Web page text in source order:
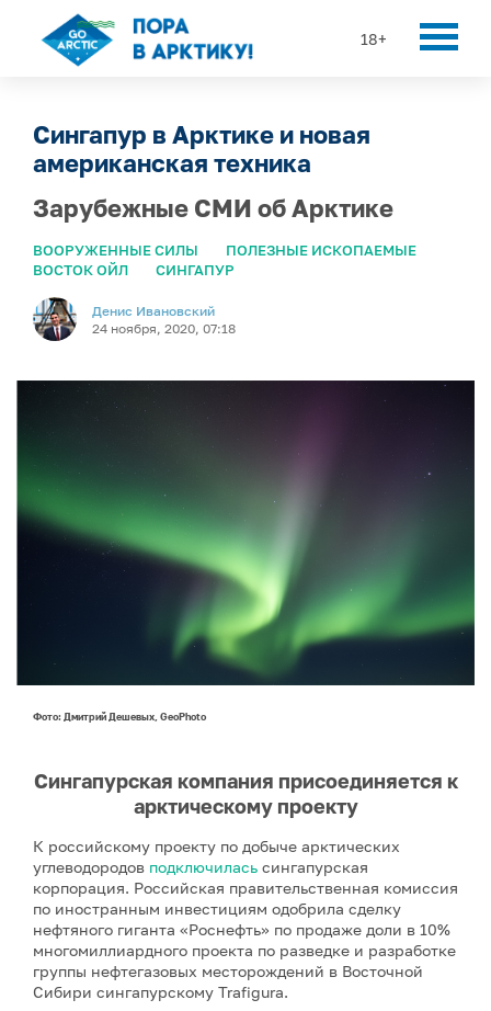
18+
Сингапур в Арктике и новая
американская техника
Зарубежные СМИ об Арктике
ВООРУЖЕННЫЕ СИЛЫ
ПОЛЕЗНЫЕ ИСКОПАЕМЫЕ
ВОСТОК ОЙЛ
СИНГАПУР
Денис Ивановский
24 ноября, 2020, 07:18
Фото: Дмитрий Дешевых, GeoPhoto
Сингапурская компания присоединяется к
арктическому проекту
К российскому проекту по добыче арктических
углеводородов подключилась сингапурская
корпорация. Российская правительственная комиссия
по иностранным инвестициям одобрила сделку
нефтяного гиганта «Роснефть» по продаже доли в 10%
многомиллиардного проекта по разведке и разработке
группы нефтегазовых месторождений в Восточной
Сибири сингапурскому Trafigura.